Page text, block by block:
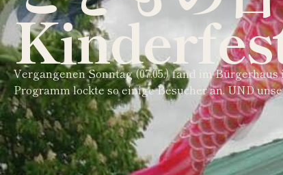
Vergangenen Sonntag (07.05.) fand im
Programm lockte so einige Besucher an. UND